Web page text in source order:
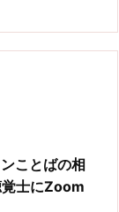
ことばの相
士にZoom